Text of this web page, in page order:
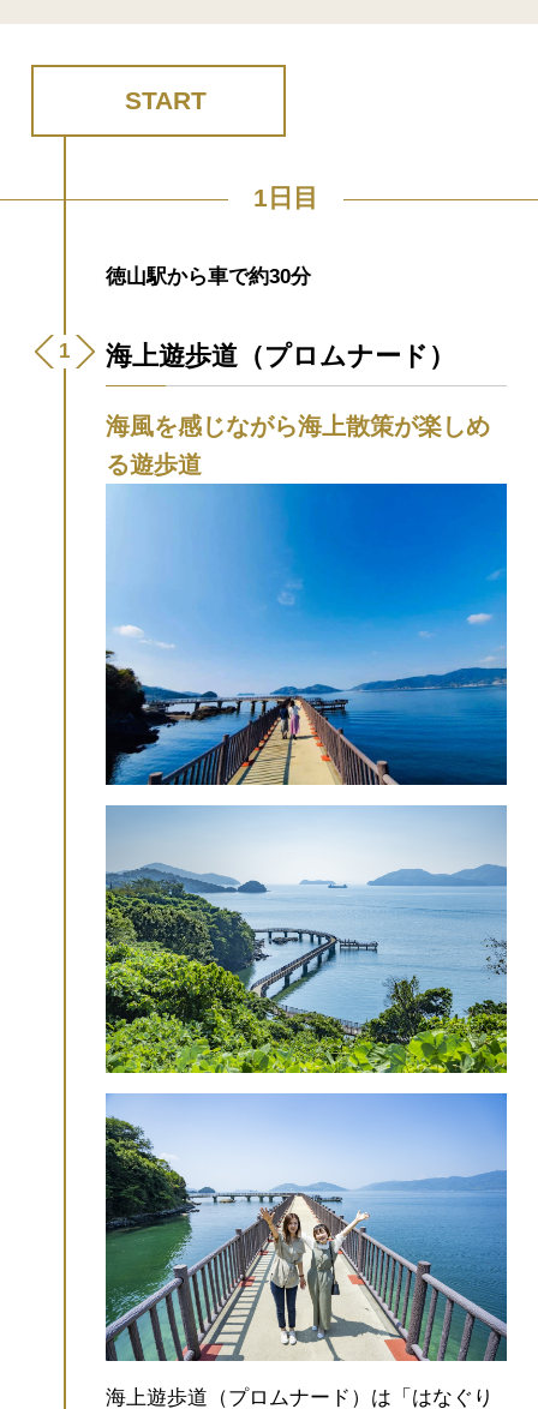
START
1日目
徳山駅から車で約30分
海上遊歩道（プロムナード）
海風を感じながら海上散策が楽しめ
る遊歩道
海上遊歩道（プロムナード）は「はなぐり